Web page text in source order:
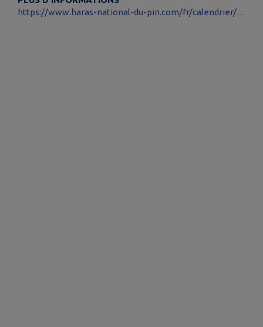
https://www.haras-national-du-pin.com/fr/calendrier/activites-touristiques/ane-famille,391.html